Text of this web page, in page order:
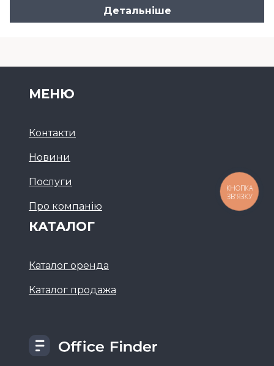
Детальніше
МЕНЮ
Контакти
Новини
Послуги
Про компанію
КАТАЛОГ
Каталог оренда
Каталог продажа
КНОПКА
ЗВ'ЯЗКУ